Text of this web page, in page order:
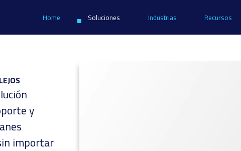
Home Soluciones Industrias Recursos
y
importar